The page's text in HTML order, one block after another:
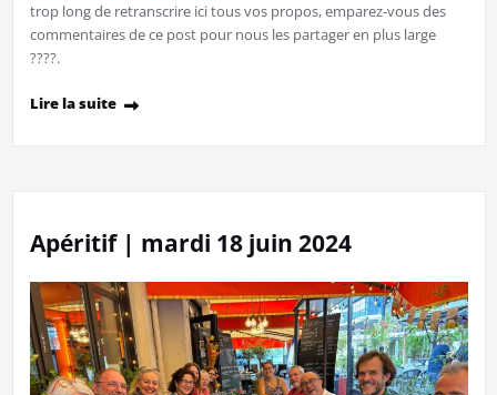
trop long de retranscrire ici tous vos propos, emparez-vous des
commentaires de ce post pour nous les partager en plus large
????.
Lire la suite
Apéritif | mardi 18 juin 2024